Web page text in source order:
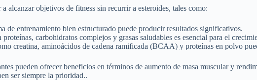
alcanzar objetivos de fitness sin recurrir a esteroides, tales como:
entrenamiento bien estructurado puede producir resultados significativos.
carbohidratos complejos y grasas saludables es esencial para el
creatina, aminoácidos de cadena ramificada (BCAA) y proteínas en polvo
pueden ofrecer beneficios en términos de aumento de masa muscular y
ser siempre la prioridad..